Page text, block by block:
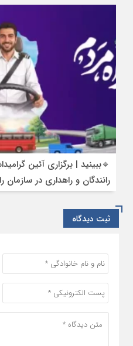
🔹ببینید | برگزاری آئین
رانندگان و راهداری در
ثبت دیدگاه